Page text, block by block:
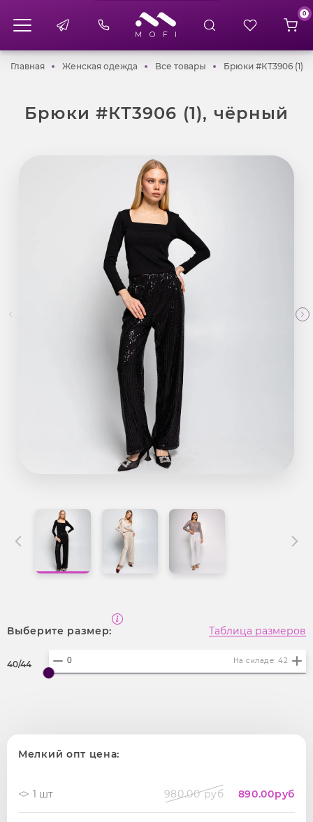
0
ГлавнаяГлавнаяЖенская одежда Женская одежда
Все товары Все товары
Брюки #КТ3906 (1),
Брюки #КТ3906 (1), чёрный
Выберите размер: Таблица размеров
40/44 На складе: 42
Мелкий опт цена:
1 шт 980.00 руб 890.00руб